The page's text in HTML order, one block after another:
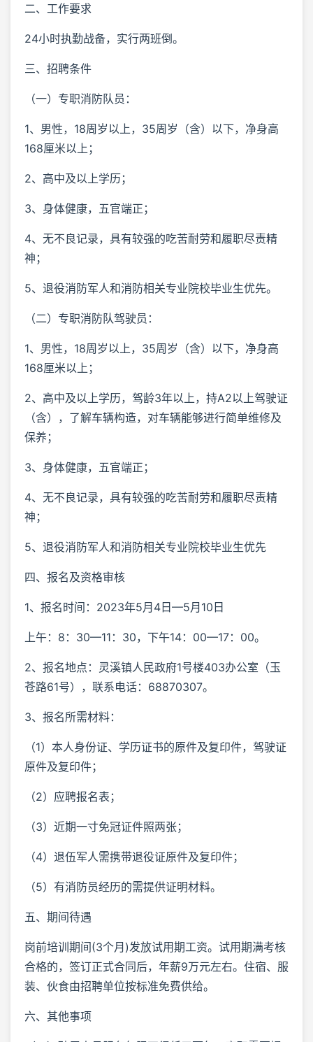
二、工作要求
24小时执勤战备，实行两班倒。
三、招聘条件
（一）专职消防队员：
1、男性，18周岁以上，35周岁（含）以下，净身高
168厘米以上；
2、高中及以上学历；
3、身体健康，五官端正；
4、无不良记录，具有较强的吃苦耐劳和履职尽责精
神；
5、退役消防军人和消防相关专业院校毕业生优先。
（二）专职消防队驾驶员：
1、男性，18周岁以上，35周岁（含）以下，净身高
168厘米以上；
2、高中及以上学历，驾龄3年以上，持A2以上驾驶证
（含），了解车辆构造，对车辆能够进行简单维修及
保养；
3、身体健康，五官端正；
4、无不良记录，具有较强的吃苦耐劳和履职尽责精
神；
5、退役消防军人和消防相关专业院校毕业生优先
四、报名及资格审核
1、报名时间：2023年5月4日—5月10日
上午：8：30—11：30，下午14：00—17：00。
2、报名地点：灵溪镇人民政府1号楼403办公室（玉
苍路61号），联系电话：68870307。
3、报名所需材料：
（1）本人身份证、学历证书的原件及复印件，驾驶证
原件及复印件；
（2）应聘报名表；
（3）近期一寸免冠证件照两张；
（4）退伍军人需携带退役证原件及复印件；
（5）有消防员经历的需提供证明材料。
五、期间待遇
岗前培训期间(3个月)发放试用期工资。试用期满考核
合格的，签订正式合同后，年薪9万元左右。住宿、服
装、伙食由招聘单位按标准免费供给。
六、其他事项